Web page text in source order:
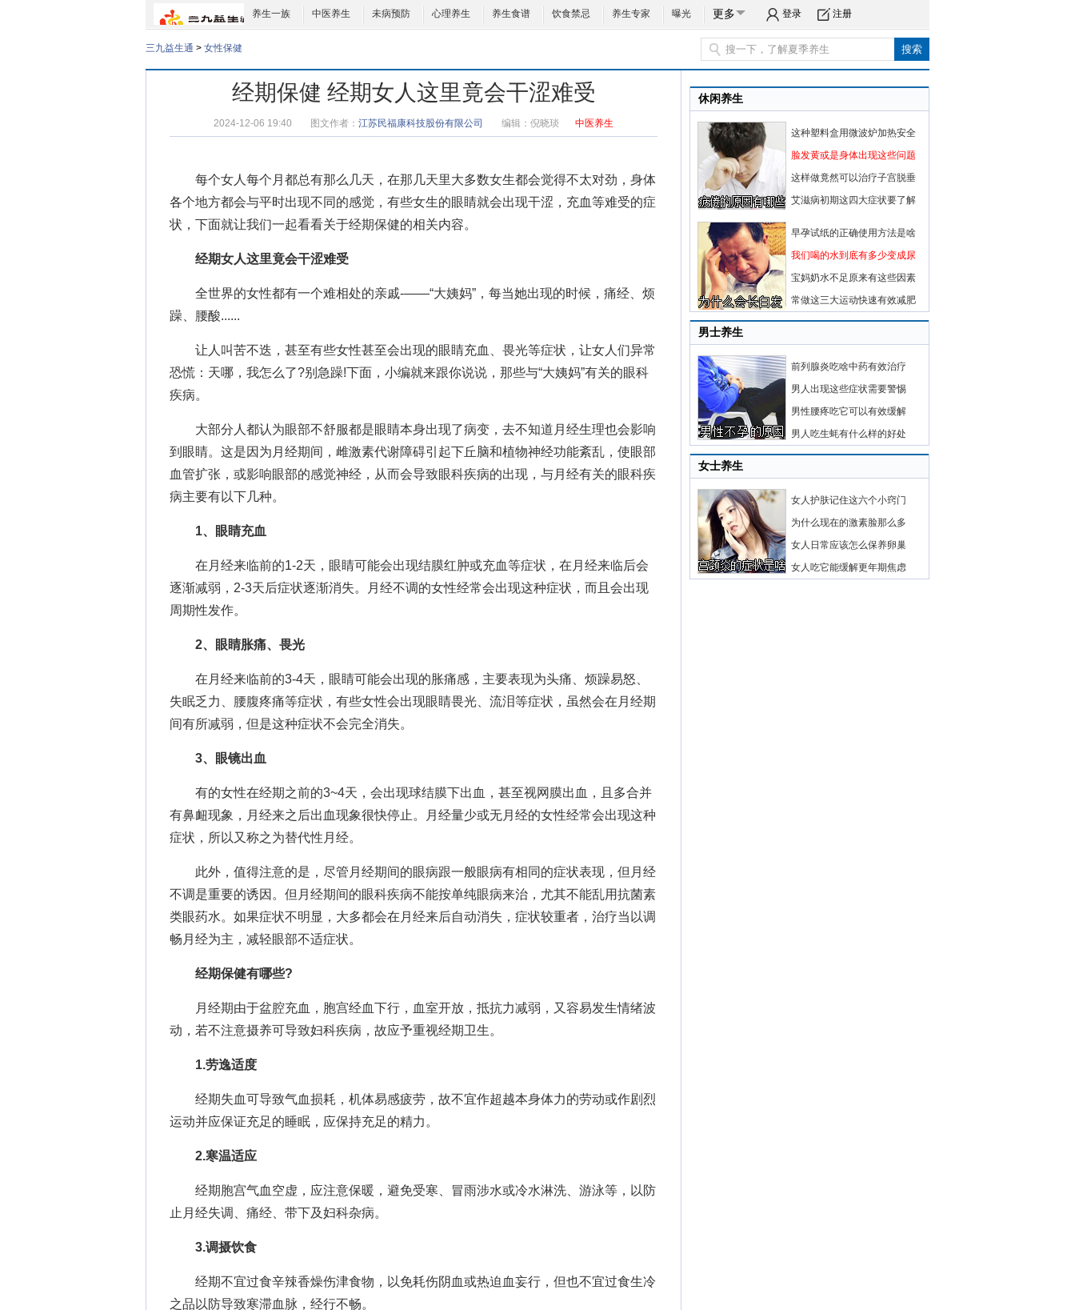
养生一族 中医养生 未病预防 心理养生 养生食谱 饮食禁忌 养生专家 曝光 更多 登录 注册
三九益生通 > 女性保健
经期保健 经期女人这里竟会干涩难受
2024-12-06 19:40 图文作者： 江苏民福康科技股份有限公司 编辑： 倪晓琰 中医养生
每个女人每个月都总有那么几天，在那几天里大多数女生都会觉得不太对劲，身体
各个地方都会与平时出现不同的感觉，有些女生的眼睛就会出现干涩，充血等难受的症
状，下面就让我们一起看看关于经期保健的相关内容。
经期女人这里竟会干涩难受
全世界的女性都有一个难相处的亲戚-——“大姨妈”，每当她出现的时候，痛经、烦
躁、腰酸......
让人叫苦不迭，甚至有些女性甚至会出现的眼睛充血、畏光等症状，让女人们异常
恐慌：天哪，我怎么了?别急躁!下面，小编就来跟你说说，那些与“大姨妈”有关的眼科
疾病。
大部分人都认为眼部不舒服都是眼睛本身出现了病变，去不知道月经生理也会影响
到眼睛。这是因为月经期间，雌激素代谢障碍引起下丘脑和植物神经功能紊乱，使眼部
血管扩张，或影响眼部的感觉神经，从而会导致眼科疾病的出现，与月经有关的眼科疾
病主要有以下几种。
1、眼睛充血
在月经来临前的1-2天，眼睛可能会出现结膜红肿或充血等症状，在月经来临后会
逐渐减弱，2-3天后症状逐渐消失。月经不调的女性经常会出现这种症状，而且会出现
周期性发作。
2、眼睛胀痛、畏光
在月经来临前的3-4天，眼睛可能会出现的胀痛感，主要表现为头痛、烦躁易怒、
失眠乏力、腰腹疼痛等症状，有些女性会出现眼睛畏光、流泪等症状，虽然会在月经期
间有所减弱，但是这种症状不会完全消失。
3、眼镜出血
有的女性在经期之前的3~4天，会出现球结膜下出血，甚至视网膜出血，且多合并
有鼻衄现象，月经来之后出血现象很快停止。月经量少或无月经的女性经常会出现这种
症状，所以又称之为替代性月经。
此外，值得注意的是，尽管月经期间的眼病跟一般眼病有相同的症状表现，但月经
不调是重要的诱因。但月经期间的眼科疾病不能按单纯眼病来治，尤其不能乱用抗菌素
类眼药水。如果症状不明显，大多都会在月经来后自动消失，症状较重者，治疗当以调
畅月经为主，减轻眼部不适症状。
经期保健有哪些?
月经期由于盆腔充血，胞宫经血下行，血室开放，抵抗力减弱，又容易发生情绪波
动，若不注意摄养可导致妇科疾病，故应予重视经期卫生。
1.劳逸适度
经期失血可导致气血损耗，机体易感疲劳，故不宜作超越本身体力的劳动或作剧烈
运动并应保证充足的睡眠，应保持充足的精力。
2.寒温适应
经期胞宫气血空虚，应注意保暖，避免受寒、冒雨涉水或冷水淋洗、游泳等，以防
止月经失调、痛经、带下及妇科杂病。
3.调摄饮食
经期不宜过食辛辣香燥伤津食物，以免耗伤阴血或热迫血妄行，但也不宜过食生冷
之品以防导致寒滞血脉，经行不畅。
休闲养生
这种塑料盒用微波炉加热安全
脸发黄或是身体出现这些问题
这样做竟然可以治疗子宫脱垂
艾滋病初期这四大症状要了解
早孕试纸的正确使用方法是啥
我们喝的水到底有多少变成尿
宝妈奶水不足原来有这些因素
常做这三大运动快速有效减肥
男士养生
前列腺炎吃啥中药有效治疗
男人出现这些症状需要警惕
男性腰疼吃它可以有效缓解
男人吃生蚝有什么样的好处
女士养生
女人护肤记住这六个小窍门
为什么现在的激素脸那么多
女人日常应该怎么保养卵巢
女人吃它能缓解更年期焦虑